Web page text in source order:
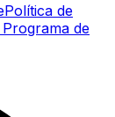
Política de
de